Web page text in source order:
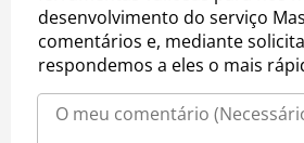
desenvolvimento do serviço
comentários e, mediante
respondemos a eles o mais